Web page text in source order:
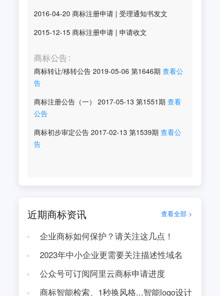
2016-04-20 商标注册申请| 受理通知书发文
2015-12-15 商标注册申请| 申请收文
商标公告
商标转让/移转公告 2019-05-06 第1646期 查看公
告
商标注册公告（一）
2017-05-13 第1551期 查看
公告
商标初步审定公告 2017-02-13 第1539期 查看公
告
近期商标资讯 查看全部 >
企业商标如何保护？请关注这几点！
2023年中小企业更需要关注描述性域名
公众号可订阅阿里云商标申请进度
商标智能检索、1秒换风格...智能logo设计